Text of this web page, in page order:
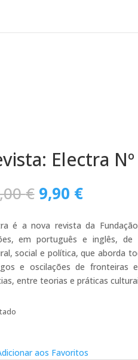
Electra
€ O
preço
original
era:
11,00 €.
9,90 €O
preço
atual
é:
9,90 €.
é a nova revista da
em português e inglês, de
social e política, que aborda
e oscilações de fronteiras
entre teorias e práticas
aos Favoritos